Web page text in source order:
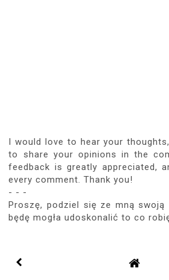
I would love to hear your
to share your opinions in the
feedback is greatly appreciated,
every comment. Thank you!
- - -
Proszę, podziel się ze mną
będę mogła udoskonalić to co